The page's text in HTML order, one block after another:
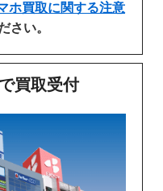
ホ買取に関する注意
さい。
買取受付